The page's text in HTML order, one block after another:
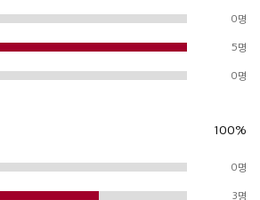
0명
5명
0명
100%
0명
3명